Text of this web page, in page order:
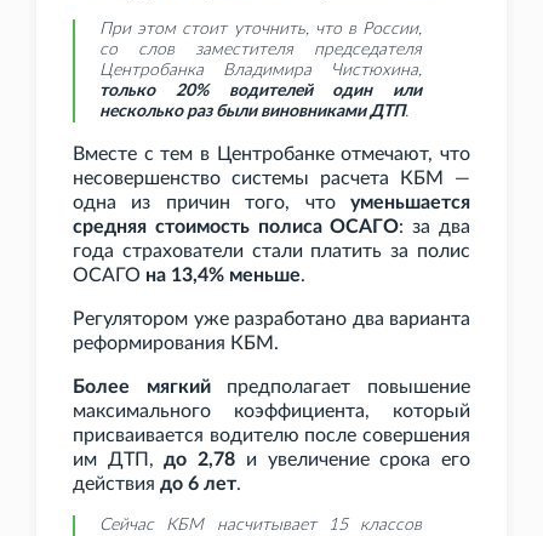
При этом стоит уточнить, что в России,
со слов заместителя председателя
Центробанка Владимира Чистюхина,
только 20% водителей один или
несколько раз были виновниками ДТП.
Вместе с тем в Центробанке отмечают, что
несовершенство системы расчета КБМ —
одна из причин того, что уменьшается
средняя стоимость полиса ОСАГО: за два
года страхователи стали платить за полис
ОСАГО на 13,4% меньше.
Регулятором уже разработано два варианта
реформирования КБМ.
Более мягкийпредполагает повышение
максимального коэффициента, который
присваивается водителю после совершения
им ДТП,до 2,78 и увеличение срока его
действия до 6 лет.
Сейчас КБМ насчитывает 15 классов